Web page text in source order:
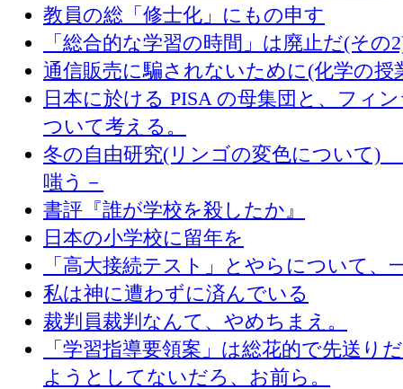
教員の総「修士化」にもの申す
「総合的な学習の時間」は廃止だ(その
通信販売に騙されないために(化学の授
日本に於ける PISA の母集団と、フィ
ついて考える。
冬の自由研究(リンゴの変色について)
嗤う－
書評『誰が学校を殺したか』
日本の小学校に留年を
「高大接続テスト」とやらについて、
私は神に遭わずに済んでいる
裁判員裁判なんて、やめちまえ。
「学習指導要領案」は総花的で先送り
ようとしてないだろ、お前ら。